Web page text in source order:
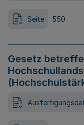
Seite 550
Gesetz